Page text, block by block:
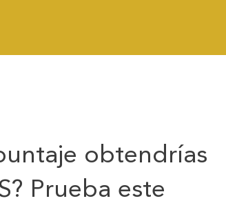
obtendrías
Prueba este